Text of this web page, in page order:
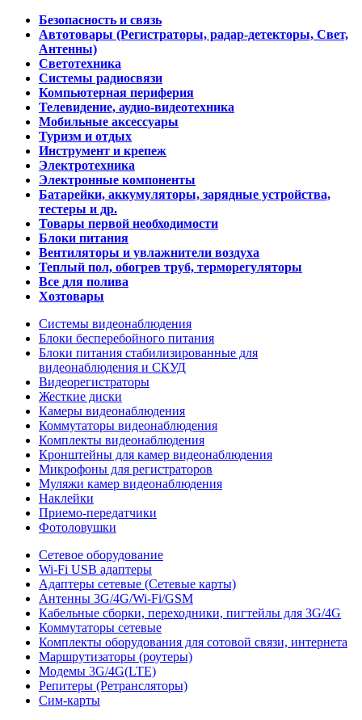
Безопасность и связь
Автотовары (Регистраторы, радар-детекторы, Свет,
Антенны)
Светотехника
Системы радиосвязи
Компьютерная периферия
Телевидение, аудио-видеотехника
Мобильные аксессуары
Туризм и отдых
Инструмент и крепеж
Электротехника
Электронные компоненты
Батарейки, аккумуляторы, зарядные устройства,
тестеры и др.
Товары первой необходимости
Блоки питания
Вентиляторы и увлажнители воздуха
Теплый пол, обогрев труб, терморегуляторы
Все для полива
Хозтовары
Системы видеонаблюдения
Блоки бесперебойного питания
Блоки питания стабилизированные для
видеонаблюдения и СКУД
Видеорегистраторы
Жесткие диски
Камеры видеонаблюдения
Коммутаторы видеонаблюдения
Комплекты видеонаблюдения
Кронштейны для камер видеонаблюдения
Микрофоны для регистраторов
Муляжи камер видеонаблюдения
Наклейки
Приемо-передатчики
Фотоловушки
Сетевое оборудование
Wi-Fi USB адаптеры
Адаптеры сетевые (Сетевые карты)
Антенны 3G/4G/Wi-Fi/GSM
Кабельные сборки, переходники, пигтейлы для 3G/4G
Коммутаторы сетевые
Комплекты оборудования для сотовой связи, интернета
Маршрутизаторы (роутеры)
Модемы 3G/4G(LTE)
Репитеры (Ретрансляторы)
Сим-карты